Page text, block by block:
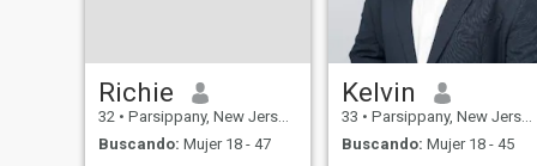
Richie
32 • Parsippany, New Jersey, Estados Unidos
Buscando: Mujer 18 - 47
Kelvin
33 • Parsippany, New Jersey, Estados Unidos
Buscando: Mujer 18 - 45